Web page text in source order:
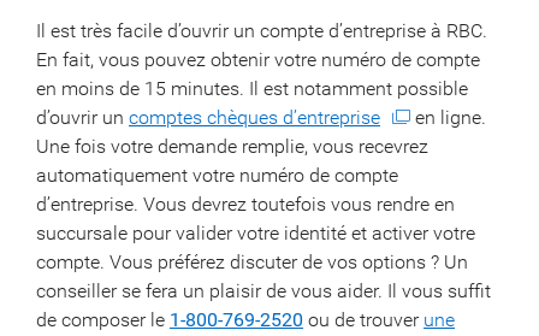
Il est très facile d’ouvrir un compte d’entreprise à RBC.
En fait, vous pouvez obtenir votre numéro de compte
en moins de 15 minutes. Il est notamment possible
d’ouvrir un comptes chèques d’entreprise
en ligne.
Une fois votre demande remplie, vous recevrez
automatiquement votre numéro de compte
d’entreprise. Vous devrez toutefois vous rendre en
succursale pour valider votre identité et activer votre
compte. Vous préférez discuter de vos options ? Un
conseiller se fera un plaisir de vous aider. Il vous suffit
de composer le 1-800-769-2520 ou de trouver une